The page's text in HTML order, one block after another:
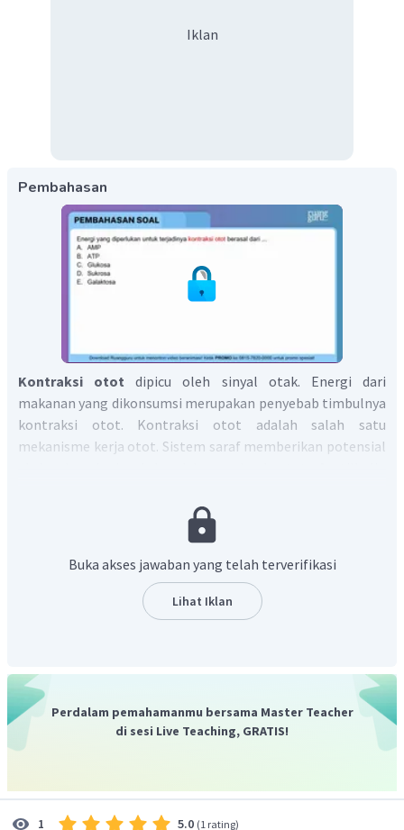
Iklan
Pembahasan
Kontraksi otot dipicu oleh sinyal otak. Energi dari
makanan yang dikonsumsi merupakan penyebab timbulnya
kontraksi otot. Kontraksi otot adalah salah satu
mekanisme kerja otot. Sistem saraf memberikan potensial
ini menghasilkan kalsium dalam otot dan mengaktifkan
kerja dari senyawa aktin dan miosin.
Pelepasan asetilkolin neurotransmitter dipicu oleh
impuls saraf yang mencapai ujung saraf motorik
Rangsangan reseptor memicu impuls di sekitar
sarkolema yang berada di tubulus T dan yang menuju
kantong retikulum sarkoplasma
yang ada di sarkoplasma, kalsium mengikat molekul
Buka akses jawaban yang telah terverifikasi
Lihat Iklan
Perdalam pemahamanmu bersama Master Teacher
di sesi Live Teaching, GRATIS!
1 5.0 (1 rating)